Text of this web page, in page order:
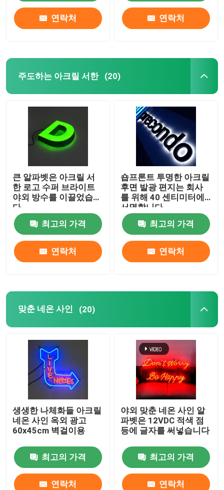
연락처 연락처
주도하는 아크릴 서한 (20)
큰 알파벳은 아크릴 서
한 로고 수퍼 브라이트
야외 방수를 이끌었습니
다
최고의 가격
연락처
숍프론트 투명한 아크릴
후면 발광 편지는 회사
를 위해 40 센티미터에
서명합니다
최고의 가격
연락처
맞춘 네온 사인 (20)
생생한 나체화들 아크릴
네온 사인 옥외 광고
60x45cm 벽걸이용
최고의 가격
연락처
야외 맞춘 네온 사인 알
파벳은 12VDC 적색 점
등에 글자를 써넣습니다
최고의 가격
연락처